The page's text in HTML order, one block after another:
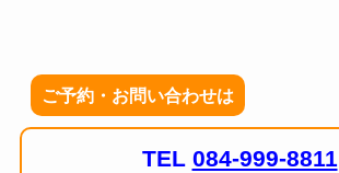
ご予約・お問い合わせは
TEL 084-999-8811